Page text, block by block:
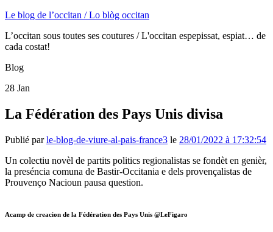
Le blog de l’occitan / Lo blòg occitan
L’occitan sous toutes ses coutures / L'occitan espepissat, espiat… de
cada costat!
Blog
28 Jan
La Fédération des Pays Unis divisa
Publié parle-blog-de-viure-al-pais-france3 le 28/01/2022 à 17:32:54
Un colectiu novèl de partits politics regionalistas se fondèt en genièr,
la preséncia comuna de Bastir-Occitania e dels provençalistas de
Prouvenço Nacioun pausa question.
Acamp de creacion de la Fédération des Pays Unis @LeFigaro